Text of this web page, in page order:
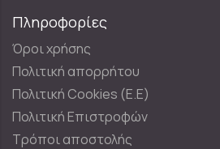
Πληροφορίες
Όροι χρήσης
Πολιτική απορρήτου
Πολιτική Cookies (E.E)
Πολιτική Επιστροφών
Τρόποι αποστολής